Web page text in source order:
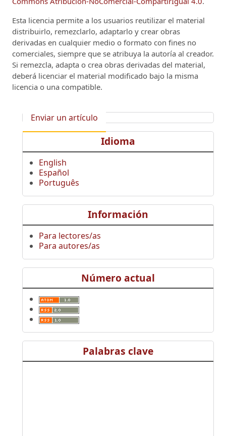
Esta licencia permite a los usuarios reutilizar el material
distribuirlo, remezclarlo, adaptarlo y crear obras
derivadas en cualquier medio o formato con fines no
comerciales, siempre que se atribuya la autoría al creador.
Si remezcla, adapta o crea obras derivadas del material,
deberá licenciar el material modificado bajo la misma
licencia o una compatible.
Enviar un artículo
Idioma
English
Español
Português
Información
Para lectores/as
Para autores/as
Número actual
Palabras clave